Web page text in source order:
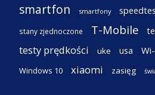
smartfon smartfony
stany zjednoczone T-Mobile
testy prędkości uke usa
Windows 10 xiaomi zasięg